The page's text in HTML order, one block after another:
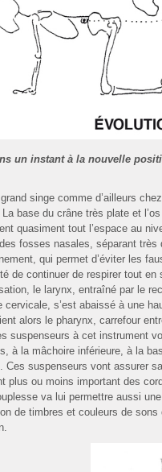
un instant à la nouvelle
singe comme d’ailleurs
La base du crâne très plate et
quasiment tout l’espace au
des fosses nasales, séparant
qui permet d’éviter les
de continuer de respirer tout en
le larynx, entraîné par le
cervicale, s’est abaissé à une
alors le pharynx, carrefour
suspenseurs à cet instrument
à la mâchoire inférieure, à la
Ces suspenseurs vont assurer
plus ou moins important des
va lui permettre aussi
de timbres et couleurs de